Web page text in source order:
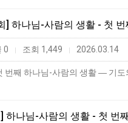
] 하나님-사람의 생활 - 첫
0 조회 1,449 2026.03.14
번째 하나님-사람의 생활 ― 기
하나님-사람의 생활 - 첫